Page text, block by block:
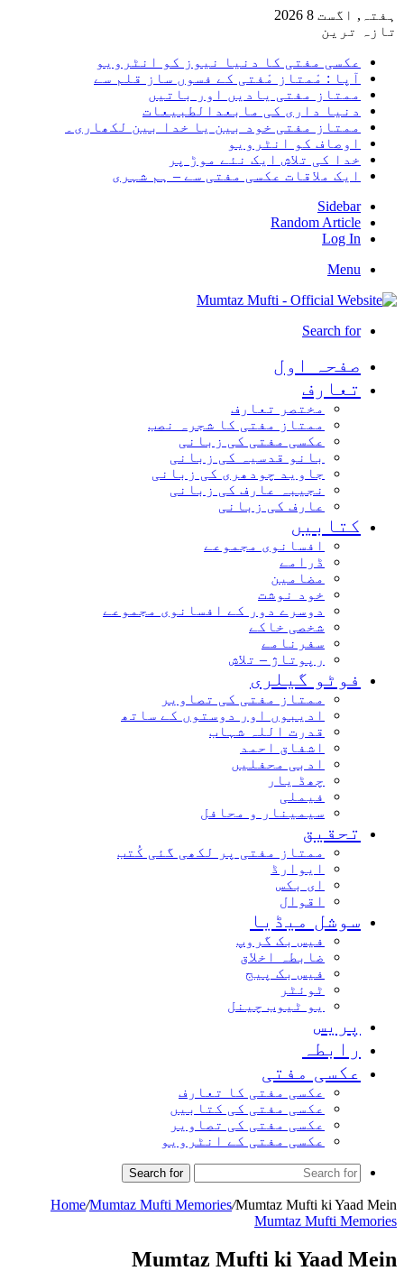
ہفتہ, اگست 8 2026
تازہ ترین
عکسی مفتی کا دنیا نیوز کو انٹرویو
آپا : مْمتاز مْفتی کے فسوں ساز قلم سے
ممتاز مفتی یادیں اور باتیں
دنیا داری کی مابعدالطبیعات
ممتاز مفتی خود بین یا خدا بین لکھاری۔
اوصاف کو انٹرویو
خدا کی تلاش ایک نئے موڑ پر
ایک ملاقات عکسی مفتی سے – ہم شہری
Sidebar
Random Article
Log In
Menu
Search for
صفحہ اول
تعارف
مختصر تعارف
ممتاز مفتی کا شجرہ نصب
عکسی مفتی کی زبانی
بانو قدسیہ کی زبانی
جاوید چودھری کی زبانی
نجیبہ عارف کی زبانی
عارف کی زبانی
کتابیں
افسانوی مجموعے
ڈرامے
مضامین
خود نوشت
دوسرے دور کے افسانوی مجموعے
شخصی خاکے
سفرنامے
رپوتاژ – تلاش
فوٹو گیلری
ممتاز مفتی کی تصاویر
ادیبوں اور دوستوں کے ساتھ
قدرت اللہ شہاب
اشفاق احمد
ادبی محفلیں
چھڈ یار
فیملی
سیمینار و محافل
تحقیق
ممتاز مفتی پر لکھی گئی کُتب
ایوارڈ
ای بکس
اقوال
سوشل میڈیا
فیس بک گروپ
ضابطہ اخلاق
فیس بک پیج
ٹوئٹر
یو ٹیوب چینل
پریس
رابطہ
عکسی مفتی
عکسی مفتی کا تعارف
عکسی مفتی کی کتابیں
عکسی مفتی کی تصاویر
عکسی مفتی کے انٹرویو
Search for
Home/Mumtaz Mufti Memories/Mumtaz Mufti ki Yaad Mein
Mumtaz Mufti Memories
Mumtaz Mufti ki Yaad Mein